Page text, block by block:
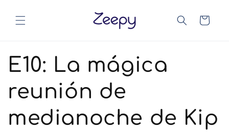
contenido
Carrito
E10: La mágica
reunión de
medianoche de Kip